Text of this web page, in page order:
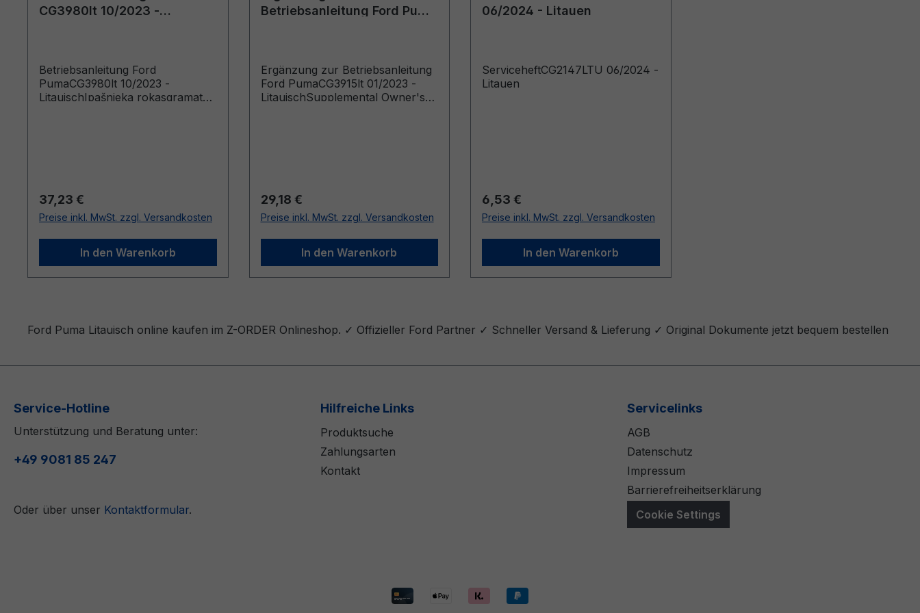
CG3980lt 10/2023 -
Betriebsanleitung Ford
PumaCG3980lt 10/2023 -
LitauischIpašnieka rokasgramata
Regulärer Preis:
37,23 €
Preise inkl. MwSt. zzgl. Versandkosten
In den Warenkorb
Betriebsanleitung Ford Puma
Ergänzung zur Betriebsanleitung
Ford PumaCG3915lt 01/2023 -
LitauischSupplemental Owner's
Regulärer Preis:
29,18 €
Preise inkl. MwSt. zzgl. Versandkosten
In den Warenkorb
06/2024 - Litauen
ServiceheftCG2147LTU 06/2024 -
Litauen
Regulärer Preis:
6,53 €
Preise inkl. MwSt. zzgl. Versandkosten
In den Warenkorb
Ford Puma Litauisch online kaufen im Z-ORDER Onlineshop. ✓ Offizieller Ford Partner ✓ Schneller Versand & Lieferung ✓ Original Dokumente jetzt bequem bestellen
Service-Hotline
Unterstützung und Beratung unter:
+49 9081 85 247
Oder über unser Kontaktformular.
Hilfreiche Links
Produktsuche
Zahlungsarten
Kontakt
Servicelinks
AGB
Datenschutz
Impressum
Barrierefreiheitserklärung
Cookie Settings